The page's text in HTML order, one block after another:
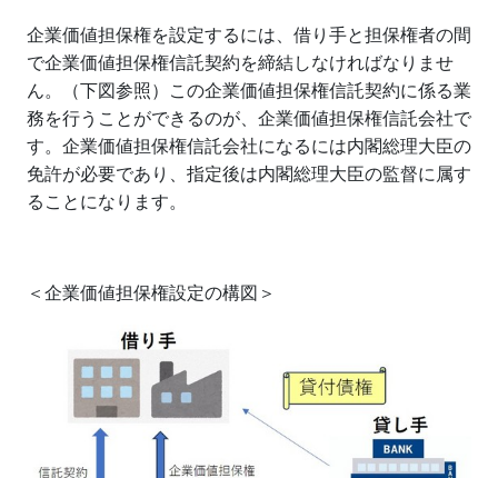
企業価値担保権を設定するには、借り手と担保権者の間
で企業価値担保権信託契約を締結しなければなりませ
ん。（下図参照）この企業価値担保権信託契約に係る業
務を行うことができるのが、企業価値担保権信託会社で
す。企業価値担保権信託会社になるには内閣総理大臣の
免許が必要であり、指定後は内閣総理大臣の監督に属す
ることになります。
＜企業価値担保権設定の構図＞